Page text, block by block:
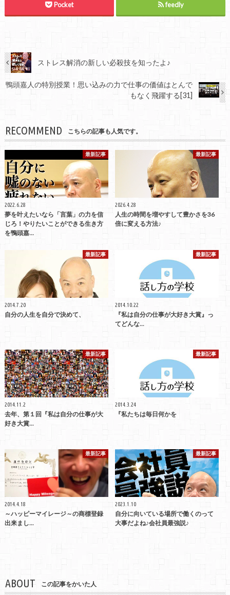
Pocket feedly
ストレス解消の新しい必殺技を知ったよ♪
鴨頭嘉人の特別授業！思い込みの力で仕事の価値はとんで
もなく飛躍する[31]
RECOMMEND こちらの記事も人気です。
最新記事
2022.6.28
夢を叶えたいなら「言葉」の力を信
じろ！やりたいことができる生き方
を鴨頭嘉…
最新記事
2026.4.28
人生の時間を増やすして豊かさを36
倍に変える方法♪
最新記事
2014.7.20
自分の人生を自分で決めて、
最新記事
2014.10.22
『私は自分の仕事が大好き大賞』っ
てどんな...
最新記事
2014.11.2
去年、第１回『私は自分の仕事が大
好き大賞...
最新記事
2014.3.24
『私たちは毎日何かを
最新記事
2014.4.18
～ハッピーマイレージ～の商標登録
出来まし...
最新記事
2023.1.10
自分に向いている場所で働くのって
大事だよね♪会社員最強説♪
ABOUT この記事をかいた人